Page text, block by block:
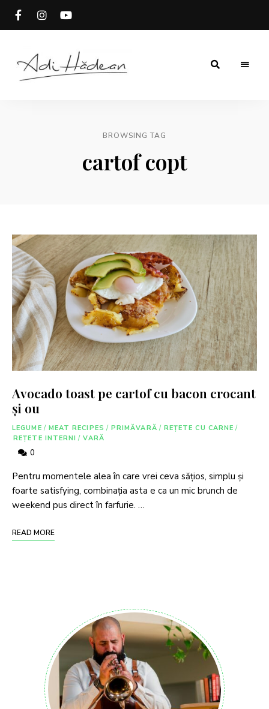
BROWSING TAG
cartof copt
Avocado toast pe cartof cu bacon crocant
și ou
LEGUME / MEAT RECIPES / PRIMĂVARĂ / REȚETE CU CARNE /
REȚETE INTERNI / VARĂ
0
Pentru momentele alea în care vrei ceva sățios, simplu și
foarte satisfying, combinația asta e ca un mic brunch de
weekend pus direct în farfurie. …
READ MORE